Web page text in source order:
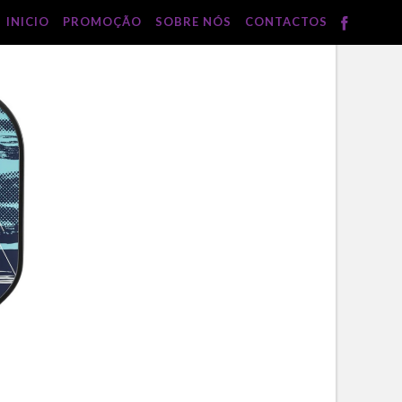
INICIO PROMOÇÃO SOBRE NÓS CONTACTOS